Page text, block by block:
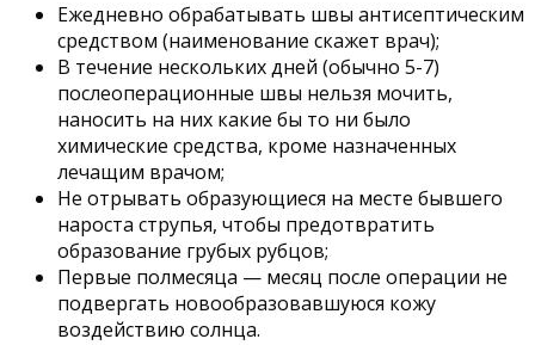
Ежедневно обрабатывать швы антисептическим
средством (наименование скажет врач);
В течение нескольких дней (обычно 5-7)
послеоперационные швы нельзя мочить,
наносить на них какие бы то ни было
химические средства, кроме назначенных
лечащим врачом;
Не отрывать образующиеся на месте бывшего
нароста струпья, чтобы предотвратить
образование грубых рубцов;
Первые полмесяца — месяц после операции не
подвергать новообразовавшуюся кожу
воздействию солнца.